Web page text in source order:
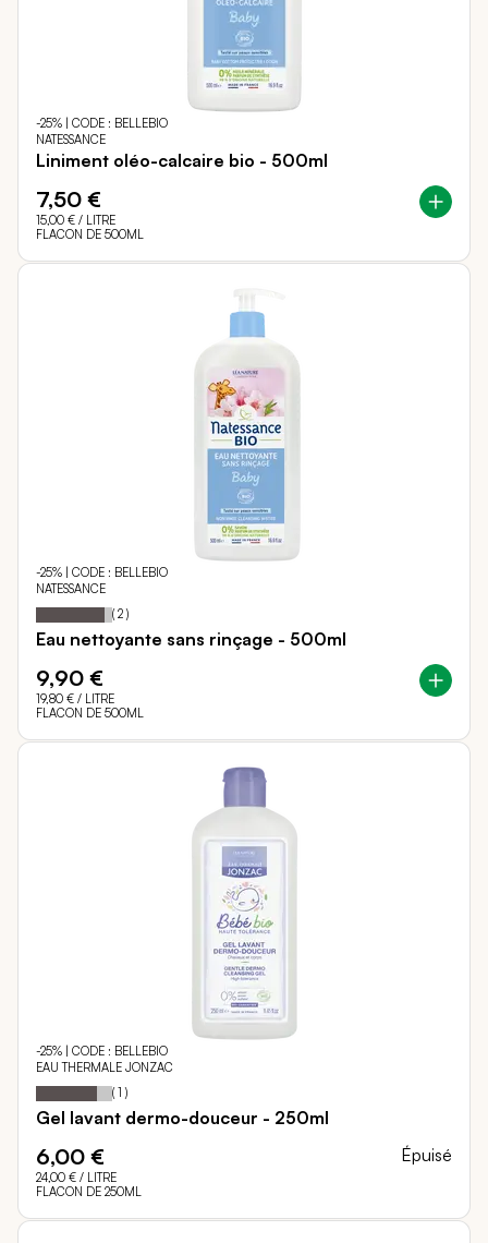
-25% | CODE : BELLEBIO
NATESSANCE
Liniment oléo-calcaire bio - 500ml
7,50 €
15,00 € / LITRE
FLACON DE 500ML
-25% | CODE : BELLEBIO
NATESSANCE
Notation: 90
% of
( 2 )
Eau nettoyante sans rinçage - 500ml
9,90 €
19,80 € / LITRE
FLACON DE 500ML
-25% | CODE : BELLEBIO
EAU THERMALE JONZAC
Notation: 80
% of
( 1 )
Gel lavant dermo-douceur - 250ml
6,00 €
24,00 € / LITRE
FLACON DE 250ML
Épuisé